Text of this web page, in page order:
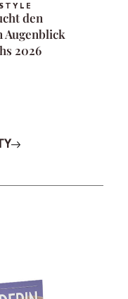
den
Augenblick
2026